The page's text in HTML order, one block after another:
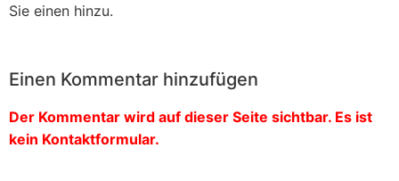
Sie einen hinzu.
Einen Kommentar hinzufügen
Der Kommentar wird auf dieser Seite sichtbar. Es ist
kein Kontaktformular.